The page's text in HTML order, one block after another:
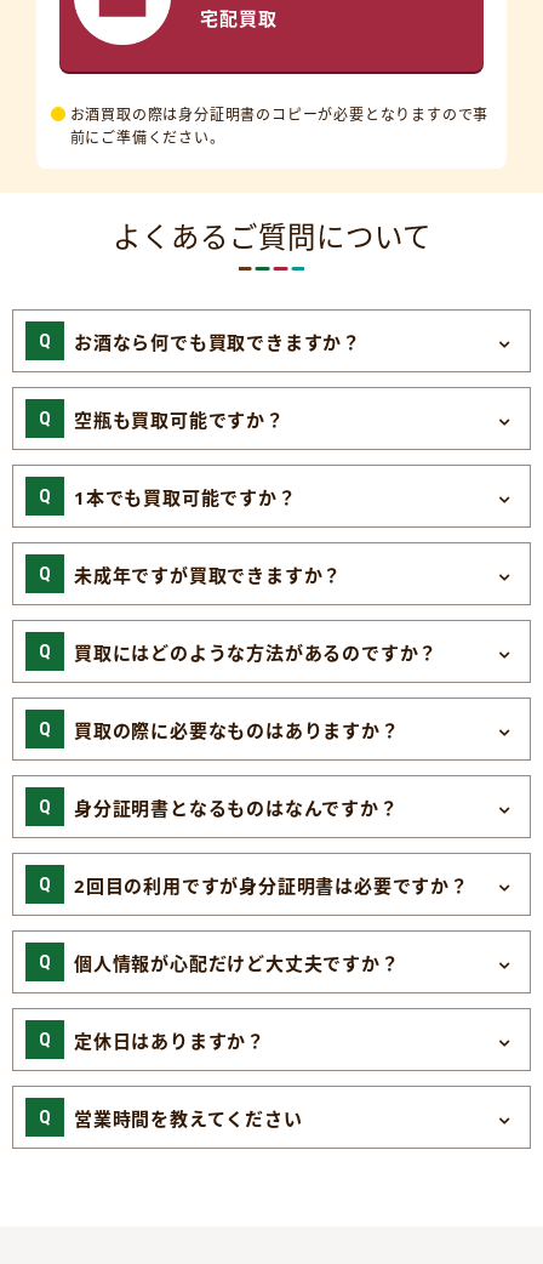
宅配買取
お酒買取の際は身分証明書のコピーが必要となりますので事
前にご準備ください。
よくあるご質問について
お酒なら何でも買取できますか？
空瓶も買取可能ですか？
1本でも買取可能ですか？
未成年ですが買取できますか？
買取にはどのような方法があるのですか？
買取の際に必要なものはありますか？
身分証明書となるものはなんですか？
2回目の利用ですが身分証明書は必要ですか？
個人情報が心配だけど大丈夫ですか？
定休日はありますか？
営業時間を教えてください